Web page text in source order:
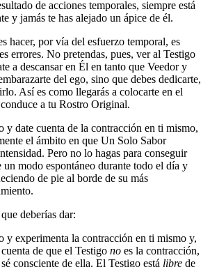
de acciones temporales, siempre está
y jamás te has alejado un ápice de él.
hacer, por vía del esfuerzo temporal, es
errores. No pretendas, pues, ver al Testigo
a descansar en Él en tanto que Veedor y
del ego, sino que debes dedicarte,
Así es como llegarás a colocarte en el
a tu Rostro Original.
y date cuenta de la contracción en ti mismo,
el ámbito en que Un Solo Sabor
Pero no lo hagas para conseguir
un modo espontáneo durante todo el día y
de pie al borde de su más
deberías dar:
y experimenta la contracción en ti mismo y,
de que el Testigo no es la contracción,
consciente de ella. El Testigo está libre de